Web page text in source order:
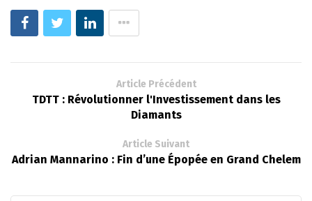
Article Précédent
TDTT : Révolutionner l'Investissement dans les
Diamants
Article Suivant
Adrian Mannarino : Fin d’une Épopée en Grand Chelem